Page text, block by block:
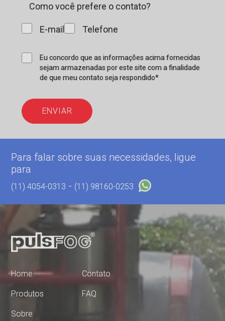
Como você prefere o contato?
E-mail Telefone
Eu concordo que as informações acima fornecidas
sejam armazenadas por este site com a finalidade
de que meu contato seja respondido*
ENVIAR
Para falar sobre suas necessidades, ligue
para
(11) 4054-0313 - (11) 98160-0253
Home
Produtos
Sobre
Contato
FAQ